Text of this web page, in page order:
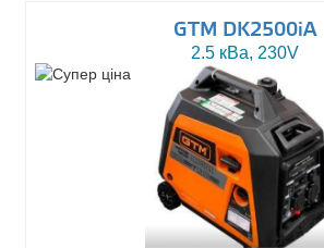
GTM DK2500iA
2.5 кВа, 230V